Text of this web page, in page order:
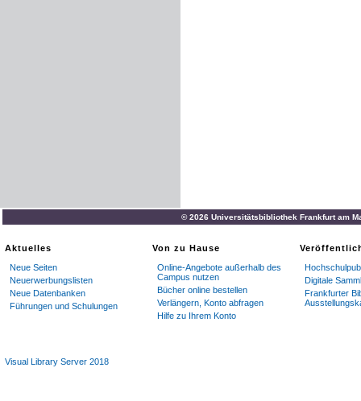
© 2026 Universitätsbibliothek Frankfurt am
Aktuelles
Neue Seiten
Neuerwerbungslisten
Neue Datenbanken
Führungen und Schulungen
Von zu Hause
Online-Angebote außerhalb des
Campus nutzen
Bücher online bestellen
Verlängern, Konto abfragen
Hilfe zu Ihrem Konto
Digitale
Frankfurter
Visual Library Server 2018